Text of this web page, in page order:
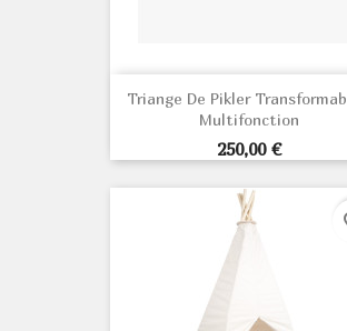
Triange De Pikler
Multifonction
Prix
250,00 €